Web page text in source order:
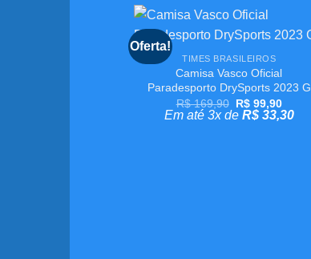
Oferta!
meus
desejos
+
TIMES BRASILEIROS
Camisa Vasco Oficial
Paradesporto DrySports 2023 G
R$169,90 O
preço
R$99,90O
preço
Em até 3x de R$33,30